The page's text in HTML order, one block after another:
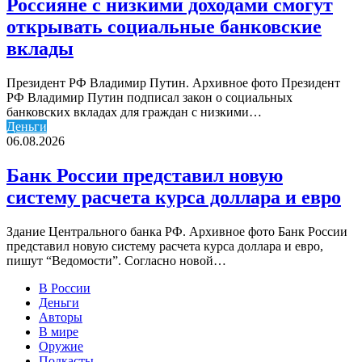
Россияне с низкими доходами смогут
открывать социальные банковские
вклады
Президент РФ Владимир Путин. Архивное фото Президент
РФ Владимир Путин подписал закон о социальных
банковских вкладах для граждан с низкими…
Деньги
06.08.2026
Банк России представил новую
систему расчета курса доллара и евро
Здание Центрального банка РФ. Архивное фото Банк России
представил новую систему расчета курса доллара и евро,
пишут “Ведомости”. Согласно новой…
В России
Деньги
Авторы
В мире
Оружие